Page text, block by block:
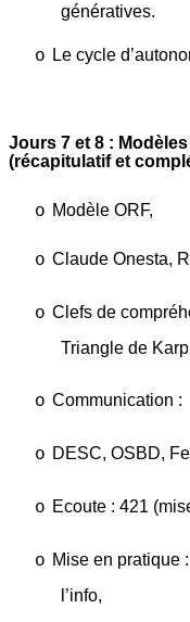
génératives.
o Le cycle
Jours 7 et 8 :
(récapitulatif et
o Modèle ORF,
o Claude Onesta,
o Clefs de
Triangle de
o Communication :
o DESC, OSBD,
o Ecoute : 421
o Mise en pratique
l’info,